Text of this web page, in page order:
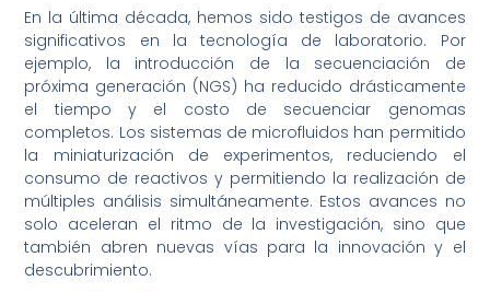
En la última década, hemos sido testigos de avances
significativos en la tecnología de laboratorio. Por
ejemplo, la introducción de la secuenciación de
próxima generación (NGS) ha reducido drásticamente
el tiempo y el costo de secuenciar genomas
completos. Los sistemas de microfluidos han permitido
la miniaturización de experimentos, reduciendo el
consumo de reactivos y permitiendo la realización de
múltiples análisis simultáneamente. Estos avances no
solo aceleran el ritmo de la investigación, sino que
también abren nuevas vías para la innovación y el
descubrimiento.